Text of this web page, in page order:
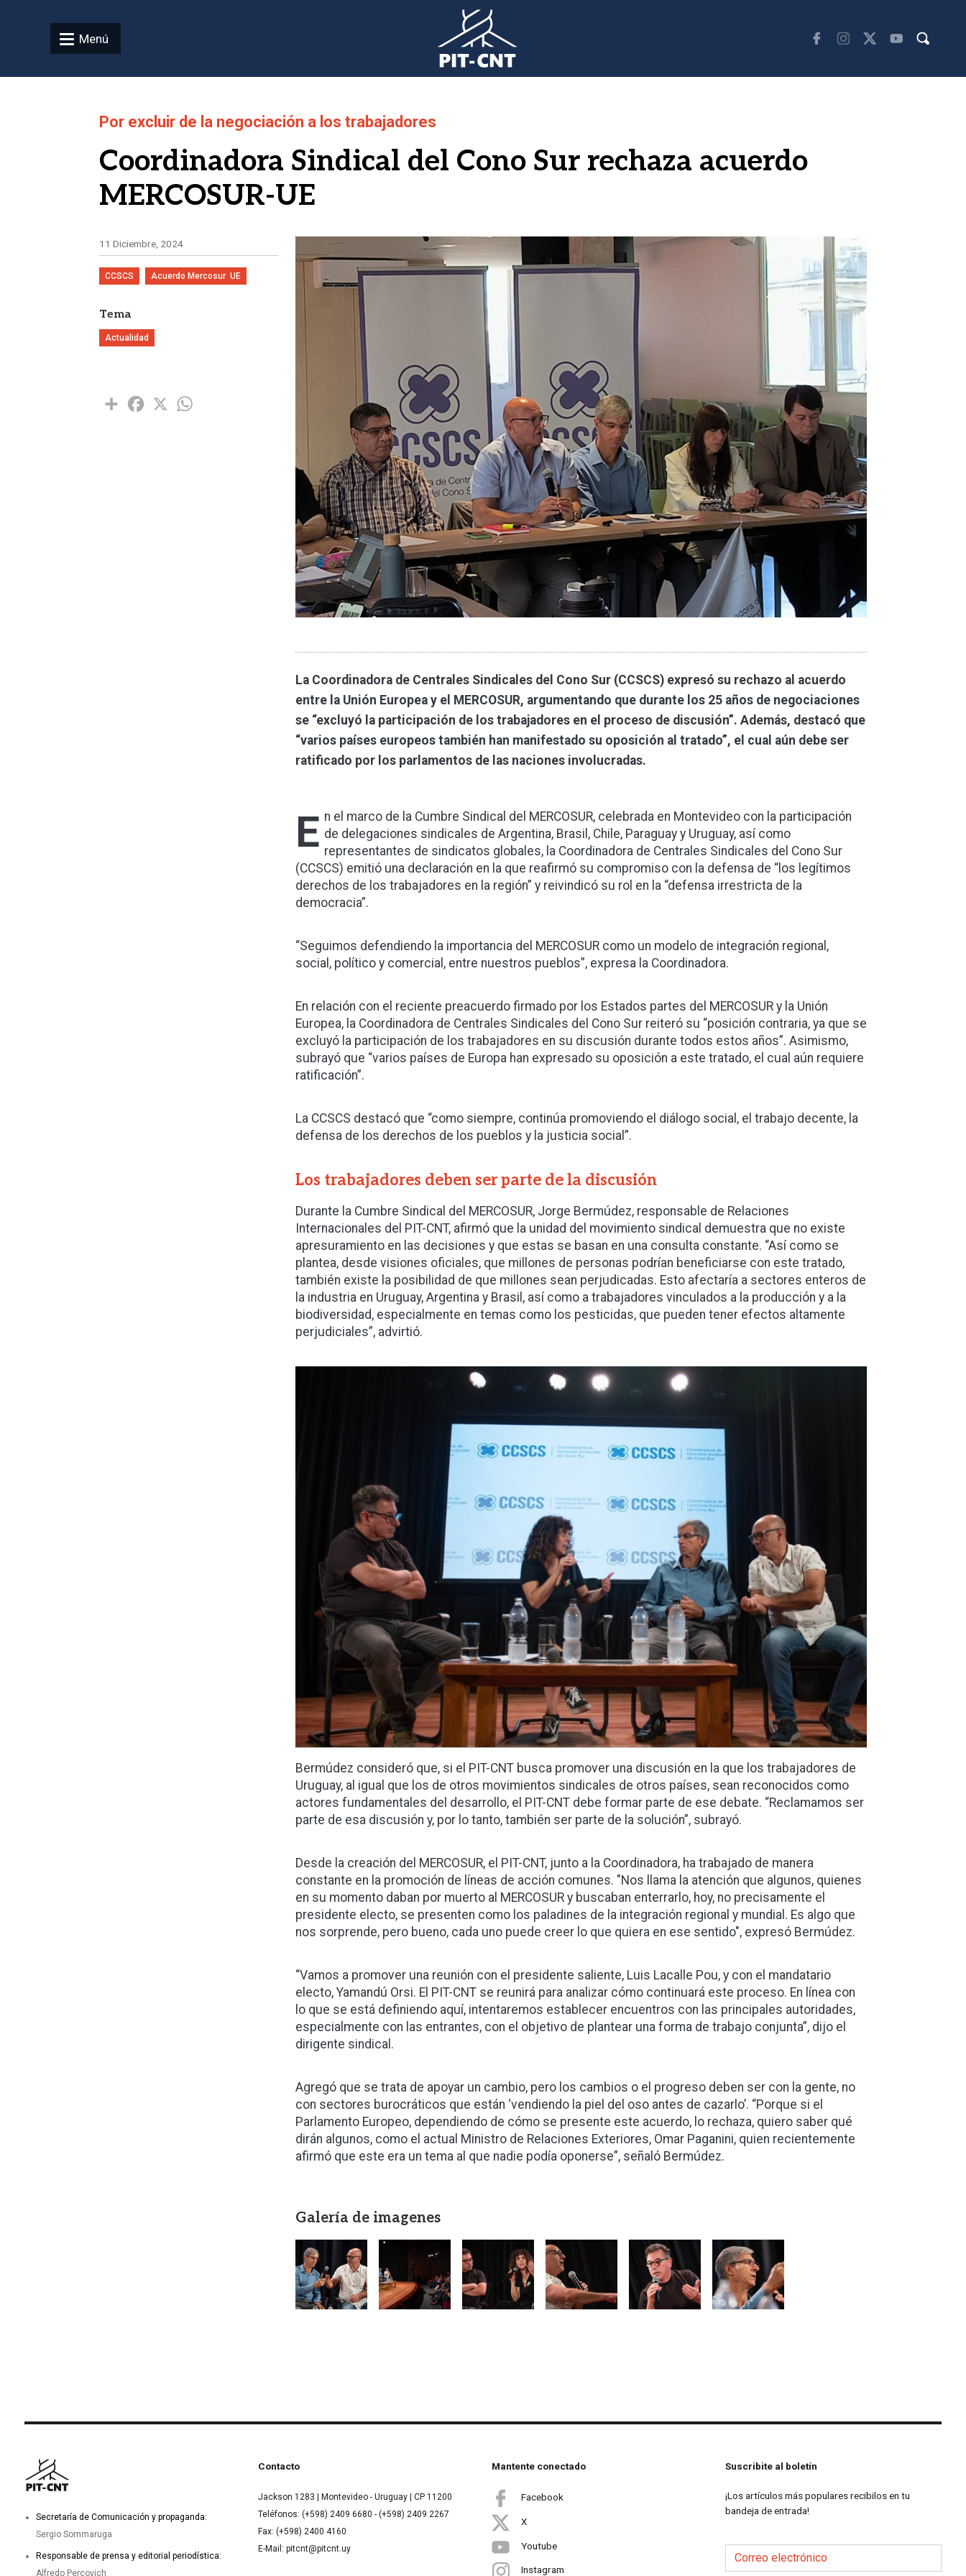
Menú
Por excluir de la negociación a los trabajadores
Coordinadora Sindical del Cono Sur rechaza acuerdo
MERCOSUR-UE
11 Diciembre, 2024
CCSCS Acuerdo Mercosur  UE
Tema
Actualidad
Share Facebook
X
La Coordinadora de Centrales Sindicales del Cono Sur (CCSCS) expresó su rechazo al acuerdo
entre la Unión Europea y el MERCOSUR, argumentando que durante los 25 años de negociaciones
se “excluyó la participación de los trabajadores en el proceso de discusión”. Además, destacó que
“varios países europeos también han manifestado su oposición al tratado”, el cual aún debe ser
ratificado por los parlamentos de las naciones involucradas.
E n el marco de la Cumbre Sindical del MERCOSUR, celebrada en Montevideo con la participación
de delegaciones sindicales de Argentina, Brasil, Chile, Paraguay y Uruguay, así como
representantes de sindicatos globales, la Coordinadora de Centrales Sindicales del Cono Sur
(CCSCS) emitió una declaración en la que reafirmó su compromiso con la defensa de “los legítimos
derechos de los trabajadores en la región” y reivindicó su rol en la “defensa irrestricta de la
democracia”.
“Seguimos defendiendo la importancia del MERCOSUR como un modelo de integración regional,
social, político y comercial, entre nuestros pueblos”, expresa la Coordinadora.
En relación con el reciente preacuerdo firmado por los Estados partes del MERCOSUR y la Unión
Europea, la Coordinadora de Centrales Sindicales del Cono Sur reiteró su “posición contraria, ya que se
excluyó la participación de los trabajadores en su discusión durante todos estos años”. Asimismo,
subrayó que “varios países de Europa han expresado su oposición a este tratado, el cual aún requiere
ratificación”.
La CCSCS destacó que “como siempre, continúa promoviendo el diálogo social, el trabajo decente, la
defensa de los derechos de los pueblos y la justicia social”.
Los trabajadores deben ser parte de la discusión
Durante la Cumbre Sindical del MERCOSUR, Jorge Bermúdez, responsable de Relaciones
Internacionales del PIT-CNT, afirmó que la unidad del movimiento sindical demuestra que no existe
apresuramiento en las decisiones y que estas se basan en una consulta constante. “Así como se
plantea, desde visiones oficiales, que millones de personas podrían beneficiarse con este tratado,
también existe la posibilidad de que millones sean perjudicadas. Esto afectaría a sectores enteros de
la industria en Uruguay, Argentina y Brasil, así como a trabajadores vinculados a la producción y a la
biodiversidad, especialmente en temas como los pesticidas, que pueden tener efectos altamente
perjudiciales”, advirtió.
Bermúdez consideró que, si el PIT-CNT busca promover una discusión en la que los trabajadores de
Uruguay, al igual que los de otros movimientos sindicales de otros países, sean reconocidos como
actores fundamentales del desarrollo, el PIT-CNT debe formar parte de ese debate. “Reclamamos ser
parte de esa discusión y, por lo tanto, también ser parte de la solución”, subrayó.
Desde la creación del MERCOSUR, el PIT-CNT, junto a la Coordinadora, ha trabajado de manera
constante en la promoción de líneas de acción comunes. "Nos llama la atención que algunos, quienes
en su momento daban por muerto al MERCOSUR y buscaban enterrarlo, hoy, no precisamente el
presidente electo, se presenten como los paladines de la integración regional y mundial. Es algo que
nos sorprende, pero bueno, cada uno puede creer lo que quiera en ese sentido", expresó Bermúdez.
“Vamos a promover una reunión con el presidente saliente, Luis Lacalle Pou, y con el mandatario
electo, Yamandú Orsi. El PIT-CNT se reunirá para analizar cómo continuará este proceso. En línea con
lo que se está definiendo aquí, intentaremos establecer encuentros con las principales autoridades,
especialmente con las entrantes, con el objetivo de plantear una forma de trabajo conjunta”, dijo el
dirigente sindical.
Agregó que se trata de apoyar un cambio, pero los cambios o el progreso deben ser con la gente, no
con sectores burocráticos que están ‘vendiendo la piel del oso antes de cazarlo’. “Porque si el
Parlamento Europeo, dependiendo de cómo se presente este acuerdo, lo rechaza, quiero saber qué
dirán algunos, como el actual Ministro de Relaciones Exteriores, Omar Paganini, quien recientemente
afirmó que este era un tema al que nadie podía oponerse”, señaló Bermúdez.
Galería de imagenes
Imagen
Imagen Imagen Imagen Imagen Imagen
Secretaría de Comunicación y propaganda:
Sergio Sommaruga
Responsable de prensa y editorial periodística:
Alfredo Percovich
Contacto
Jackson 1283 | Montevideo - Uruguay | CP 11200
Teléfonos: (+598) 2409 6680 - (+598) 2409 2267
Fax: (+598) 2400 4160
E-Mail: pitcnt@pitcnt.uy
Mantente conectado
Facebook
X
Youtube
Instagram
Suscribite al boletín
¡Los artículos más populares recibilos en tu
bandeja de entrada!
Correo electrónico